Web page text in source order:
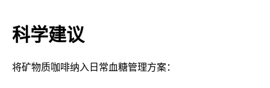
科学建议
将矿物质咖啡纳入日常血糖管理方案：